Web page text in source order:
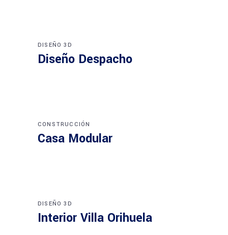
DISEÑO 3D
Diseño Despacho
CONSTRUCCIÓN
Casa Modular
DISEÑO 3D
Interior Villa Orihuela